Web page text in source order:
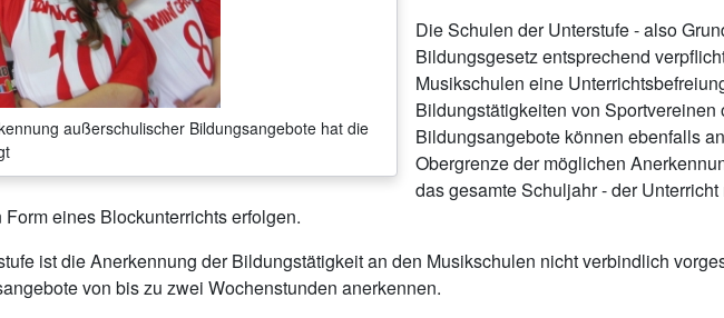
außerschulischer Bildungsangebote hat die
Die Schulen der Unterstufe - also
Bildungsgesetz entsprechend
Musikschulen eine
Bildungstätigkeiten von
Bildungsangebote können ebenfalls
Obergrenze der möglichen
das gesamte Schuljahr - der
eines Blockunterrichts erfolgen.
ist die Anerkennung der Bildungstätigkeit an den Musikschulen nicht verbindlich
von bis zu zwei Wochenstunden anerkennen.